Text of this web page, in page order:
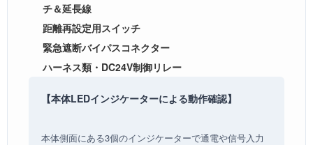
チ＆延長線
距離再設定用スイッチ
緊急遮断バイパスコネクター
ハーネス類・DC24V制御リレー
【本体LEDインジケーターによる動作確認】
本体側面にある3個のインジケーターで通電や信号入力